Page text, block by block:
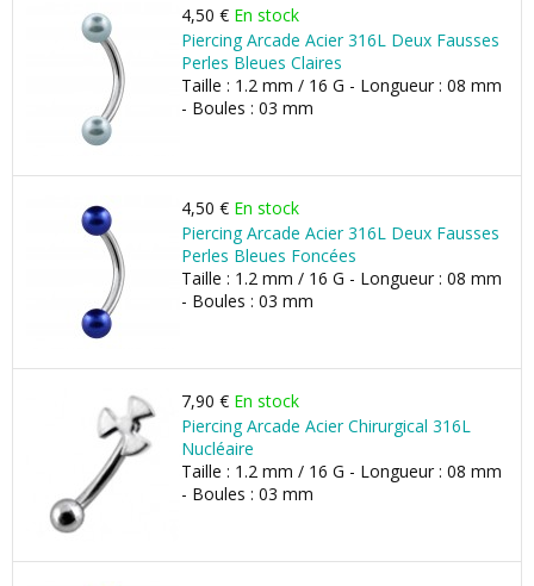
4,50 € En stock
Piercing Arcade Acier 316L Deux Fausses
Perles Bleues Claires
Taille : 1.2 mm / 16 G - Longueur : 08 mm
- Boules : 03 mm
4,50 € En stock
Piercing Arcade Acier 316L Deux Fausses
Perles Bleues Foncées
Taille : 1.2 mm / 16 G - Longueur : 08 mm
- Boules : 03 mm
7,90 € En stock
Piercing Arcade Acier Chirurgical 316L
Nucléaire
Taille : 1.2 mm / 16 G - Longueur : 08 mm
- Boules : 03 mm